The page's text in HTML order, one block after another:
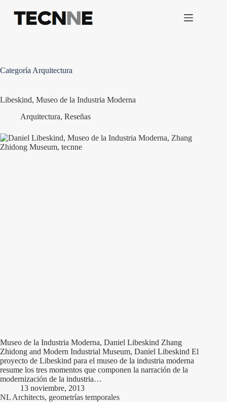
contenido
Categoría Arquitectura
Libeskind, Museo de la Industria Moderna
Arquitectura, Reseñas
Museo de la Industria Moderna, Daniel Libeskind Zhang
Zhidong and Modern Industrial Museum, Daniel Libeskind El
proyecto de Libeskind para el museo de la industria moderna
resume los tres momentos que componen la narración de la
modernización de la industria…
13 noviembre, 2013
NL Architects, geometrías temporales